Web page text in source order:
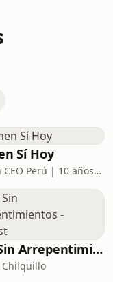
Sí Hoy
Women CEO Perú | 10 años potenciando tu poder
Vivir Sin Arrepentimientos - Podcast
Chilquillo